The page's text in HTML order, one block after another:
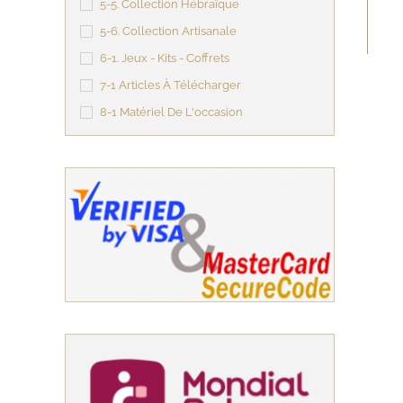
5-5. Collection Hébraïque
5-6. Collection Artisanale
6-1. Jeux - Kits - Coffrets
7-1 Articles À Télécharger
8-1 Matériel De L'occasion